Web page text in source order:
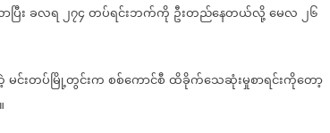
ြီးခလရ၂၇၄တပ်ရင်းဘက်ကို ဦးတည်နေတယ်လို့မေလ၂၆
မင်းတပ်မြို့တွင်းကစစ်ကောင်စီထိခိုက်သေဆုံးမှုစာရင်းကိုတော့